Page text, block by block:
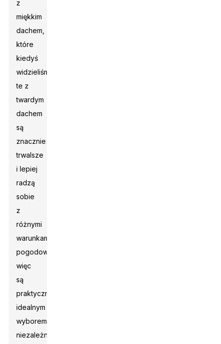
z
miękkim
dachem,
które
kiedyś
widzieliśmy,
te z
twardym
dachem
są
znacznie
trwalsze
i lepiej
radzą
sobie
z
różnymi
warunkami
pogodowymi,
więc
są
praktycznie
idealnym
wyborem,
niezależnie